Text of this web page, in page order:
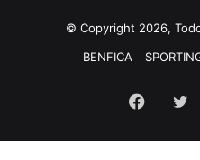
© Copyright 2026,
BENFICA